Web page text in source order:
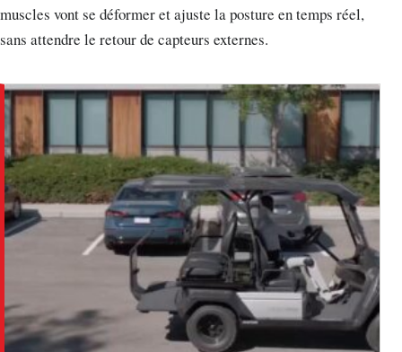
muscles vont se déformer et ajuste la posture en temps réel,
sans attendre le retour de capteurs externes.